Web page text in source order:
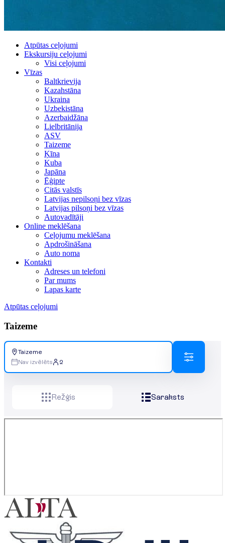
Atpūtas ceļojumi
Ekskursiju ceļojumi
Visi ceļojumi
Vīzas
Baltkrievija
Kazahstāna
Ukraina
Uzbekistāna
Azerbaidžāna
Lielbritānija
ASV
Taizeme
Ķīna
Kuba
Japāna
Ēģipte
Citās valstīs
Latvijas nepilsoņi bez vīzas
Latvijas pilsoņi bez vīzas
Autovadītāji
Online meklēšana
Ceļojumu meklēšana
Apdrošināšana
Auto noma
Kontakti
Adreses un telefoni
Par mums
Lapas karte
Atpūtas ceļojumi
Taizeme